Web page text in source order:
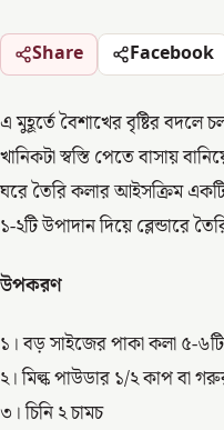
Share Facebook
এ মুহূর্তে বৈশাখের বৃষ্টির বদলে
খানিকটা স্বস্তি পেতে বাসায়
ঘরে তৈরি কলার আইসক্রিম একটি
১-২টি উপাদান দিয়ে ব্লেন্ডারে
উপকরণ
১। বড় সাইজের পাকা কলা ৫-৬টি
২। মিল্ক পাউডার ১/২ কাপ বা
৩। চিনি ২ চামচ